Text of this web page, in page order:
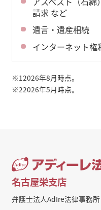
請求 など
遺言・遺産相続
インターネット権
※12026年8月時点。
※22026年5月時点。
名古屋栄支店
弁護士法人AdIre法律事務